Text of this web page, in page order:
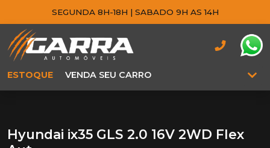
SEGUNDA 8H-18H | SABADO 9H AS 14H
ESTOQUE VENDA SEU CARRO
Hyundai ix35 GLS 2.0 16V 2WD Flex